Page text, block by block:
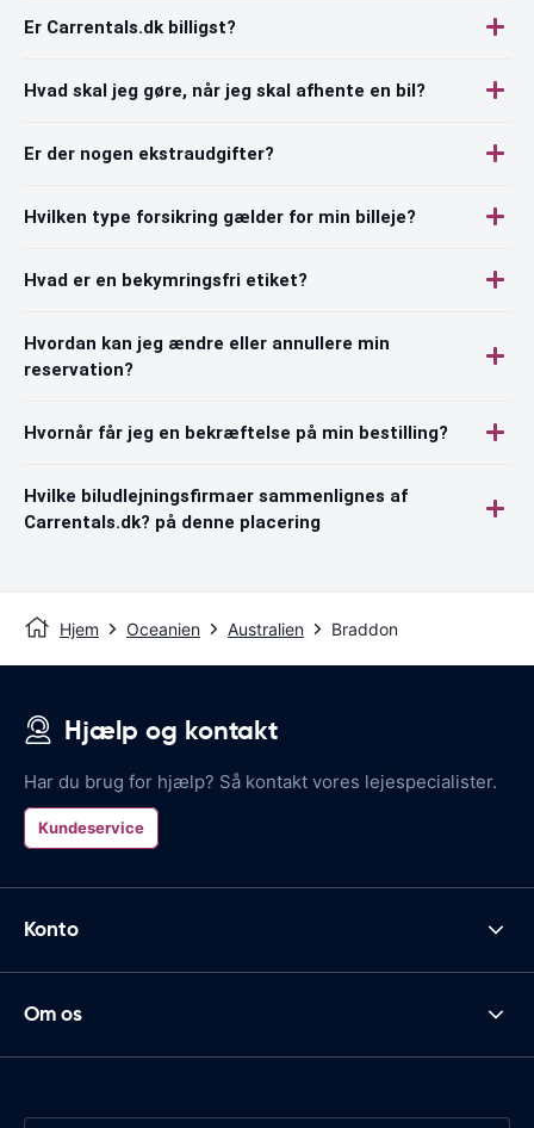
Er Carrentals.dk billigst?
Hvad skal jeg gøre, når jeg skal afhente en bil?
Er der nogen ekstraudgifter?
Hvilken type forsikring gælder for min billeje?
Hvad er en bekymringsfri etiket?
Hvordan kan jeg ændre eller annullere min
reservation?
Hvornår får jeg en bekræftelse på min bestilling?
Hvilke biludlejningsfirmaer sammenlignes af
Carrentals.dk? på denne placering
Hjem Oceanien Australien Braddon
Hjælp og kontakt
Har du brug for hjælp? Så kontakt vores lejespecialister.
Kundeservice
Konto
Om os